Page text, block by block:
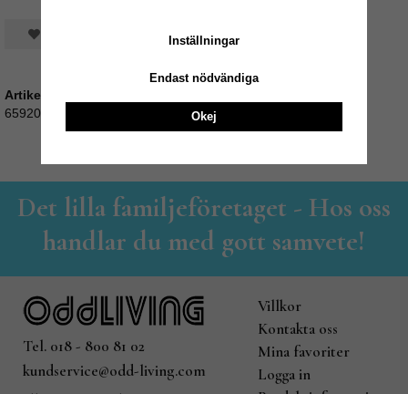
Spara som favorit
Artikelnummer:
659201
Det lilla familjeföretaget - Hos oss
handlar du med gott samvete!
Tel. 018 - 800 81 02
kundservice@odd-living.com
Villkor
Kontakta oss
Mina favoriter
Logga in
Inställningar
Endast nödvändiga
Okej